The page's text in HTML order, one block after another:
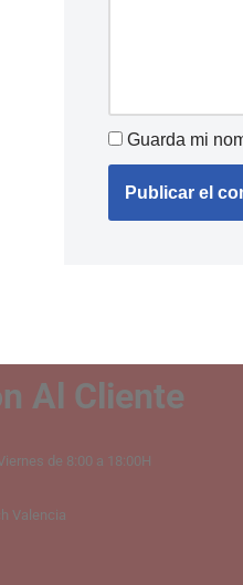
Guarda mi
Al Cliente
de 8:00 a 18:00H
Valencia